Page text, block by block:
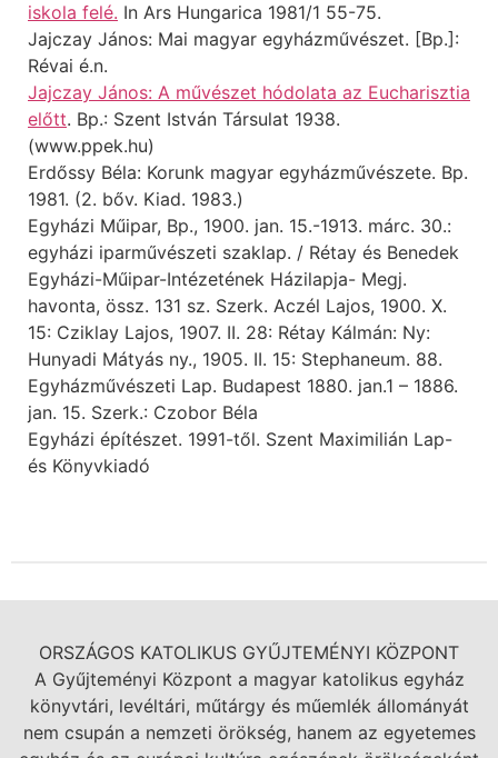
iskola felé. In Ars Hungarica 1981/1 55-75.
Jajczay János: Mai magyar egyházművészet. [Bp.]:
Révai é.n.
Jajczay János: A művészet hódolata az Eucharisztia
előtt. Bp.: Szent István Társulat 1938.
(www.ppek.hu)
Erdőssy Béla: Korunk magyar egyházművészete. Bp.
1981. (2. bőv. Kiad. 1983.)
Egyházi Műipar, Bp., 1900. jan. 15.-1913. márc. 30.:
egyházi iparművészeti szaklap. / Rétay és Benedek
Egyházi-Műipar-Intézetének Házilapja- Megj.
havonta, össz. 131 sz. Szerk. Aczél Lajos, 1900. X.
15: Cziklay Lajos, 1907. II. 28: Rétay Kálmán: Ny:
Hunyadi Mátyás ny., 1905. II. 15: Stephaneum. 88.
Egyházművészeti Lap. Budapest 1880. jan.1 – 1886.
jan. 15. Szerk.: Czobor Béla
Egyházi építészet. 1991-től. Szent Maximilián Lap-
és Könyvkiadó
ORSZÁGOS KATOLIKUS GYŰJTEMÉNYI KÖZPONT
A Gyűjteményi Központ a magyar katolikus egyház
könyvtári, levéltári, műtárgy és műemlék állományát
nem csupán a nemzeti örökség, hanem az egyetemes